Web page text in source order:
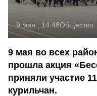
9 мая , 14:48Общество
9 мая во всех
прошла акция
приняли участие
курильчан.